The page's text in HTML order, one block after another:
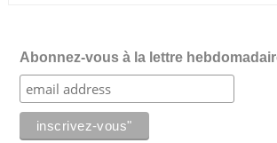
Abonnez-vous à la lettre